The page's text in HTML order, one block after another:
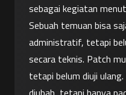
sebagai kegiatan
Sebuah temuan bisa
administratif, tetapi
secara teknis. Patch
tetapi belum diuji